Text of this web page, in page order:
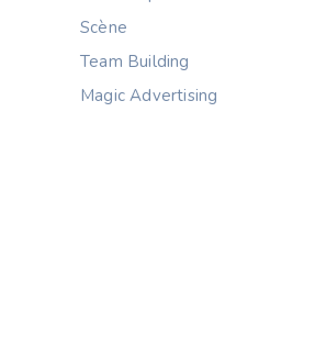
Scène
Team Building
Magic Advertising